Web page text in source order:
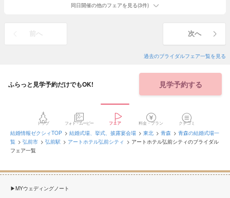
同日開催の他のフェアを見る(3件)
前へ 次へ
過去のブライダルフェア一覧を見る
ふらっと見学予約だけでもOK! 見学予約する
トップ フォト・ムービー フェア 料金・プラン クチコミ
結婚情報ゼクシィTOP 結婚式場、挙式、披露宴会場 東北 青森
青森の結婚式場一
覧
弘前市 弘前駅 アートホテル弘前シティ
アートホテル弘前シティのブライダル
フェア一覧
MYウェディングノート